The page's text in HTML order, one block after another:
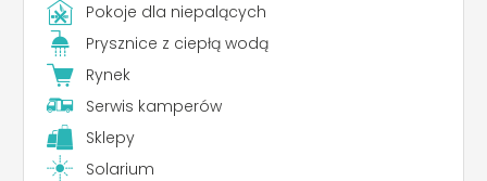
Pokoje dla niepalących
Prysznice z ciepłą wodą
Rynek
Serwis kamperów
Sklepy
Solarium